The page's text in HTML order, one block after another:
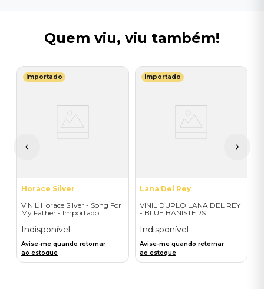
Quem viu, viu também!
Importado
Horace Silver
VINIL Horace Silver - Song For
My Father - Importado
Indisponível
Avise-me quando retornar
ao estoque
Importado
Lana Del Rey
VINIL DUPLO LANA DEL REY
- BLUE BANISTERS
- IMPORTADO
Indisponível
Avise-me quando retornar
ao estoque